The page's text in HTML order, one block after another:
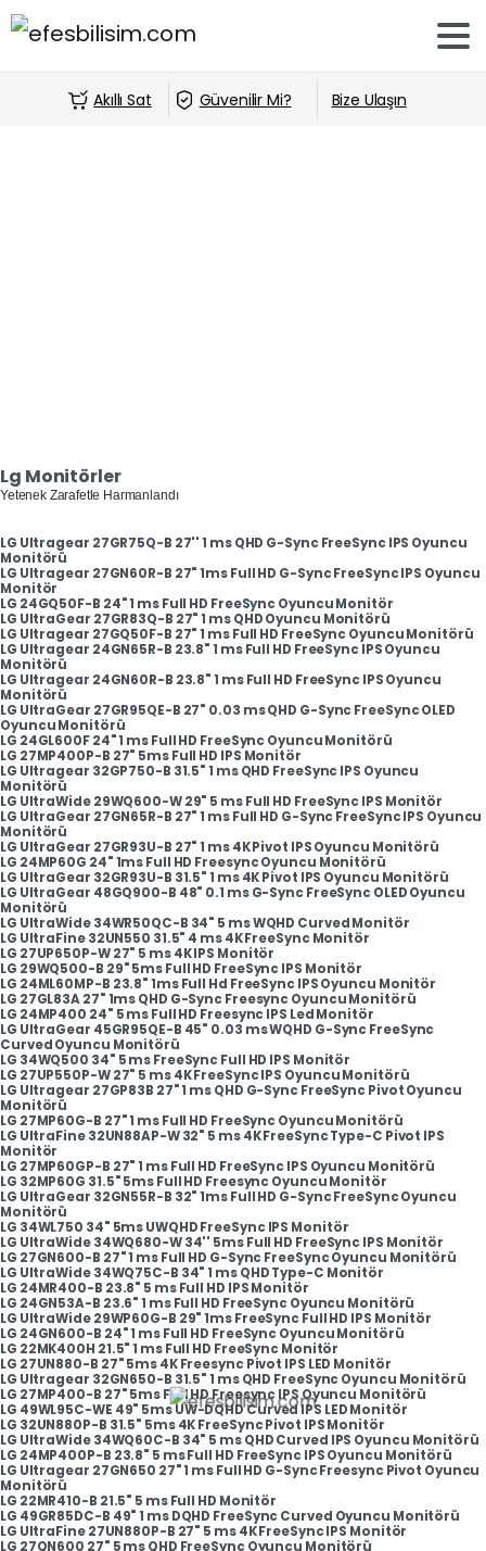
Akıllı Sat Güvenilir Mi? Bize Ulaşın
Lg Monitörler
Yetenek Zarafetle Harmanlandı
LG Ultragear 27GR75Q-B 27'' 1 ms QHD G-Sync FreeSync IPS Oyuncu
Monitörü
LG Ultragear 27GN60R-B 27" 1ms Full HD G-Sync FreeSync IPS Oyuncu
Monitör
LG 24GQ50F-B 24" 1 ms Full HD FreeSync Oyuncu Monitör
LG UltraGear 27GR83Q-B 27" 1 ms QHD Oyuncu Monitörü
LG Ultragear 27GQ50F-B 27" 1 ms Full HD FreeSync Oyuncu Monitörü
LG Ultragear 24GN65R-B 23.8" 1 ms Full HD FreeSync IPS Oyuncu
Monitörü
LG Ultragear 24GN60R-B 23.8" 1 ms Full HD FreeSync IPS Oyuncu
Monitörü
LG UltraGear 27GR95QE-B 27" 0.03 ms QHD G-Sync FreeSync OLED
Oyuncu Monitörü
LG 24GL600F 24" 1 ms Full HD FreeSync Oyuncu Monitörü
LG 27MP400P-B 27" 5ms Full HD IPS Monitör
LG Ultragear 32GP750-B 31.5" 1 ms QHD FreeSync IPS Oyuncu
Monitörü
LG UltraWide 29WQ600-W 29" 5 ms Full HD FreeSync IPS Monitör
LG UltraGear 27GN65R-B 27" 1 ms Full HD G-Sync FreeSync IPS Oyuncu
Monitörü
LG UltraGear 27GR93U-B 27" 1 ms 4K Pivot IPS Oyuncu Monitörü
LG 24MP60G 24" 1ms Full HD Freesync Oyuncu Monitörü
LG UltraGear 32GR93U-B 31.5" 1 ms 4K Pivot IPS Oyuncu Monitörü
LG UltraGear 48GQ900-B 48" 0.1 ms G-Sync FreeSync OLED Oyuncu
Monitörü
LG UltraWide 34WR50QC-B 34" 5 ms WQHD Curved Monitör
LG UltraFine 32UN550 31.5" 4 ms 4K FreeSync Monitör
LG 27UP650P-W 27" 5 ms 4K IPS Monitör
LG 29WQ500-B 29" 5ms Full HD FreeSync IPS Monitör
LG 24ML60MP-B 23.8" 1ms Full Hd FreeSync IPS Oyuncu Monitör
LG 27GL83A 27" 1ms QHD G-Sync Freesync Oyuncu Monitörü
LG 24MP400 24" 5 ms Full HD Freesync IPS Led Monitör
LG UltraGear 45GR95QE-B 45" 0.03 ms WQHD G-Sync FreeSync
Curved Oyuncu Monitörü
LG 34WQ500 34" 5 ms FreeSync Full HD IPS Monitör
LG 27UP550P-W 27" 5 ms 4K FreeSync IPS Oyuncu Monitörü
LG Ultragear 27GP83B 27" 1 ms QHD G-Sync FreeSync Pivot Oyuncu
Monitörü
LG 27MP60G-B 27" 1 ms Full HD FreeSync Oyuncu Monitörü
LG UltraFine 32UN88AP-W 32" 5 ms 4K FreeSync Type-C Pivot IPS
Monitör
LG 27MP60GP-B 27" 1 ms Full HD FreeSync IPS Oyuncu Monitörü
LG 32MP60G 31.5" 5ms Full HD Freesync Oyuncu Monitör
LG UltraGear 32GN55R-B 32" 1ms Full HD G-Sync FreeSync Oyuncu
Monitörü
LG 34WL750 34" 5ms UWQHD FreeSync IPS Monitör
LG UltraWide 34WQ680-W 34'' 5ms Full HD FreeSync IPS Monitör
LG 27GN600-B 27" 1 ms Full HD G-Sync FreeSync Oyuncu Monitörü
LG UltraWide 34WQ75C-B 34" 1 ms QHD Type-C Monitör
LG 24MR400-B 23.8" 5 ms Full HD IPS Monitör
LG 24GN53A-B 23.6" 1 ms Full HD FreeSync Oyuncu Monitörü
LG UltraWide 29WP60G-B 29" 1ms FreeSync Full HD IPS Monitör
LG 24GN600-B 24" 1 ms Full HD FreeSync Oyuncu Monitörü
LG 22MK400H 21.5" 1 ms Full HD FreeSync Monitör
LG 27UN880-B 27" 5ms 4K Freesync Pivot IPS LED Monitör
LG Ultragear 32GN650-B 31.5" 1 ms QHD FreeSync Oyuncu Monitörü
LG 27MP400-B 27" 5ms Full HD Freesync IPS Oyuncu Monitörü
LG 49WL95C-WE 49" 5ms UW-DQHD Curved IPS LED Monitör
LG 32UN880P-B 31.5" 5ms 4K FreeSync Pivot IPS Monitör
LG UltraWide 34WQ60C-B 34" 5 ms QHD Curved IPS Oyuncu Monitörü
LG 24MP400P-B 23.8" 5 ms Full HD FreeSync IPS Oyuncu Monitörü
LG Ultragear 27GN650 27" 1 ms Full HD G-Sync Freesync Pivot Oyuncu
Monitörü
LG 22MR410-B 21.5" 5 ms Full HD Monitör
LG 49GR85DC-B 49" 1 ms DQHD FreeSync Curved Oyuncu Monitörü
LG UltraFine 27UN880P-B 27" 5 ms 4K FreeSync IPS Monitör
LG 27QN600 27" 5 ms QHD FreeSync Oyuncu Monitörü